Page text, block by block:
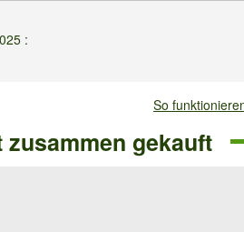
:
problemlos möglich.
So
gekauft